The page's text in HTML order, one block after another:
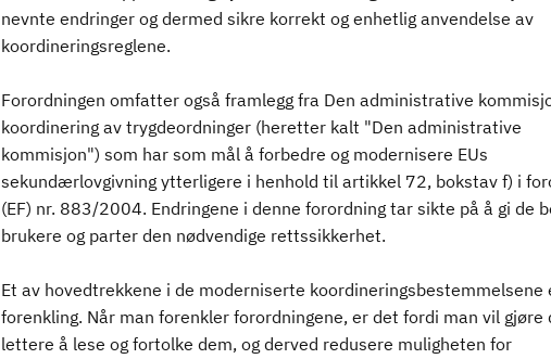
nevnte endringer og dermed sikre korrekt og enhetlig anvendelse av
koordineringsreglene.
Forordningen omfatter også framlegg fra Den administrative
koordinering av trygdeordninger (heretter kalt "Den administrative
kommisjon") som har som mål å forbedre og modernisere EUs
sekundærlovgivning ytterligere i henhold til artikkel 72, bokstav f) i
(EF) nr. 883/2004. Endringene i denne forordning tar sikte på å gi de
brukere og parter den nødvendige rettssikkerhet.
Et av hovedtrekkene i de moderniserte koordineringsbestemmelsene
forenkling. Når man forenkler forordningene, er det fordi man vil gjøre
lettere å lese og fortolke dem, og derved redusere muligheten for